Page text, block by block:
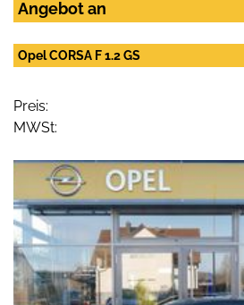
Angebot an
Opel CORSA F 1.2 GS
Preis:
MWSt: